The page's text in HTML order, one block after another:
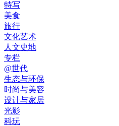
特写
美食
旅行
文化艺术
人文史地
专栏
@世代
生态与环保
时尚与美容
设计与家居
光影
科玩